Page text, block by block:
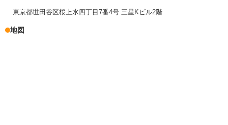
東京都世田谷区桜上水四丁目7番4号 三星Kビル2階
地図